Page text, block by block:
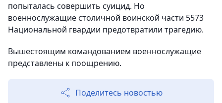
попыталась совершить суицид. Но
военнослужащие столичной воинской части 5573
Национальной гвардии предотвратили трагедию.
Вышестоящим командованием военнослужащие
представлены к поощрению.
Поделитесь новостью